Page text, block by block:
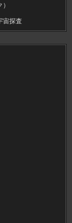
宙探査